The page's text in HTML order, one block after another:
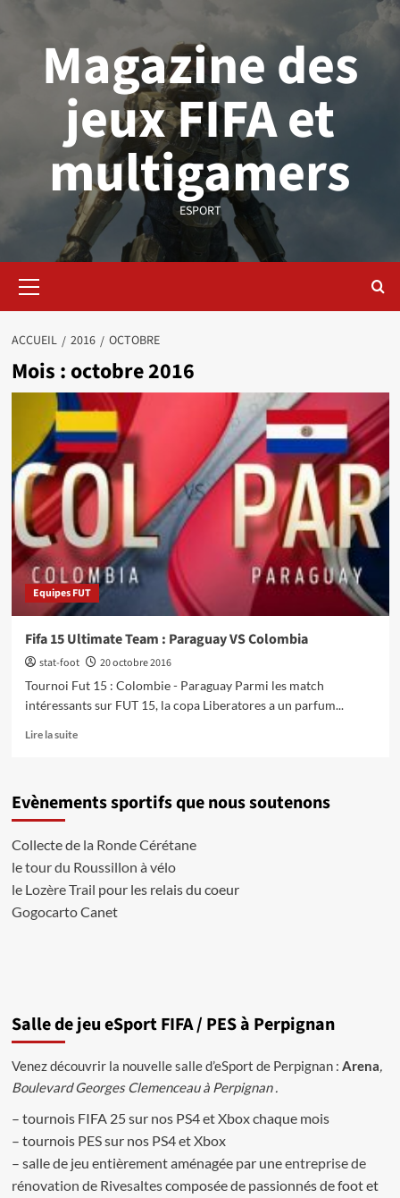
Magazine des
jeux FIFA et
multigamers
ESPORT
principal
ACCUEIL 2016 OCTOBRE
Mois : octobre 2016
Equipes FUT
Fifa 15 Ultimate Team : Paraguay VS Colombia
stat-foot
20 octobre 2016
Tournoi Fut 15 : Colombie - Paraguay Parmi les match
intéressants sur FUT 15, la copa Liberatores a un parfum...
Lire la suiteEn
Fifa
Team
:
Paraguay
Colombia
Evènements sportifs que nous soutenons
Collecte de la Ronde Cérétane
le tour du Roussillon à vélo
le Lozère Trail pour les relais du coeur
GogocartoCanet
Salle de jeu eSport FIFA / PES à Perpignan
Venez découvrir la nouvelle salle d’eSport de Perpignan : Arena,
Boulevard Georges Clemenceau à Perpignan .
– tournois FIFA 25 sur nos PS4 et Xbox chaque mois
– tournois PES sur nos PS4 et Xbox
– salle de jeu entièrement aménagée par uneentreprise de
rénovation de Rivesaltescomposée de passionnés de foot et